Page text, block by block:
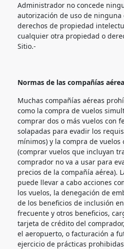
Administrador no concede
autorización de uso de ninguna
derechos de propiedad
cualquier otra propiedad o
Sitio.-
Normas de las compañías
Muchas compañías aéreas
como la compra de vuelos
comprar dos o más vuelos con
solapadas para evadir los
mínimos) y la compra de vuelos
(comprar vuelos que incluyan
comprador no va a usar para
precios de la compañía aérea).
puede llevar a cabo acciones
los vuelos, la denegación de
de los beneficios de inclusión
frecuente y otros beneficios,
tarjeta de crédito del
el aeropuerto, o facturación a
ejercicio de prácticas